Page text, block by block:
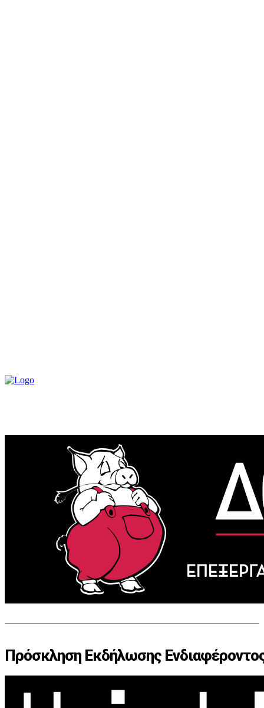
Πρόσκληση Εκδήλωσης